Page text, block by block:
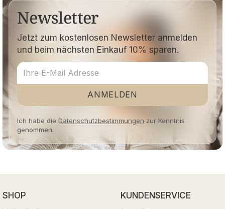
Newsletter
Jetzt zum kostenlosen Newsletter anmelden
und beim nächsten Einkauf 10% sparen.
ANMELDEN
Ich habe die Datenschutzbestimmungen zur Kenntnis
genommen.
SHOP KUNDENSERVICE